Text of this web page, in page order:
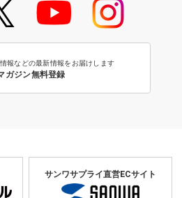
報などの最新情報をお届けします
ガジン無料登録
サンワサプライ直営ECサイト